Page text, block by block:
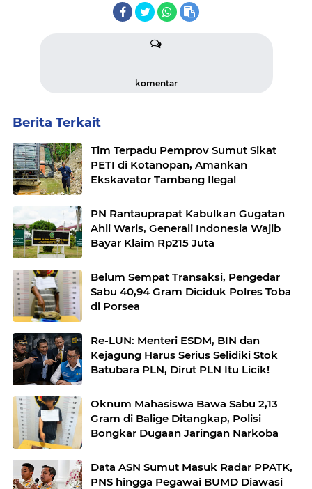
komentar
Berita Terkait
Tim Terpadu Pemprov Sumut Sikat
PETI di Kotanopan, Amankan
Ekskavator Tambang Ilegal
PN Rantauprapat Kabulkan Gugatan
Ahli Waris, Generali Indonesia Wajib
Bayar Klaim Rp215 Juta
Belum Sempat Transaksi, Pengedar
Sabu 40,94 Gram Diciduk Polres Toba
di Porsea
Re-LUN: Menteri ESDM, BIN dan
Kejagung Harus Serius Selidiki Stok
Batubara PLN, Dirut PLN Itu Licik!
Oknum Mahasiswa Bawa Sabu 2,13
Gram di Balige Ditangkap, Polisi
Bongkar Dugaan Jaringan Narkoba
Data ASN Sumut Masuk Radar PPATK,
PNS hingga Pegawai BUMD Diawasi